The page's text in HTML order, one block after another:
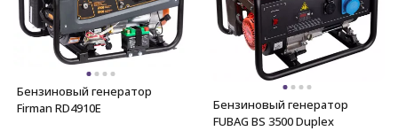
Бензиновый генератор
Firman RD4910E
Бензиновый генератор
FUBAG BS 3500 Duplex